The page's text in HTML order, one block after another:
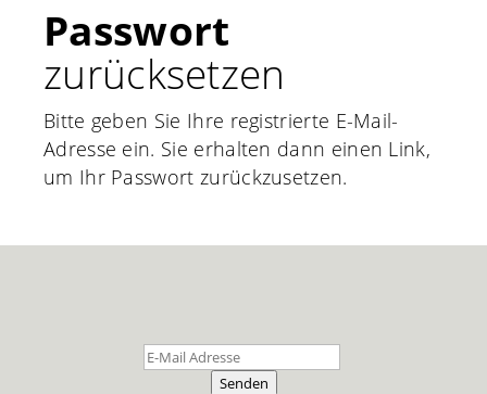
Passwort
zurücksetzen
Bitte geben Sie Ihre registrierte E-Mail-
Adresse ein. Sie erhalten dann einen Link,
um Ihr Passwort zurückzusetzen.
Senden